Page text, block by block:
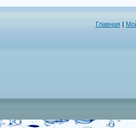
Главная|